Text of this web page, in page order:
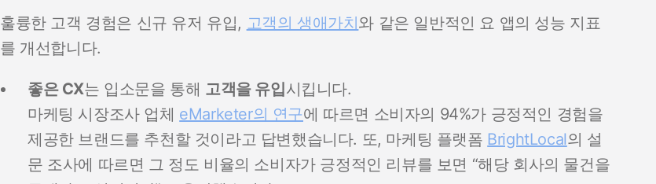
훌륭한 고객 경험은 신규 유저 유입, 고객의 생애가치와 같은 일반적인 요 앱의 성능 지표
를 개선합니다.
좋은 CX는 입소문을 통해 고객을 유입시킵니다.
마케팅 시장조사 업체 eMarketer의 연구에 따르면 소비자의 94%가 긍정적인 경험을
제공한 브랜드를 추천할 것이라고 답변했습니다. 또, 마케팅 플랫폼 BrightLocal의 설
문 조사에 따르면 그 정도 비율의 소비자가 긍정적인 리뷰를 보면 “해당 회사의 물건을